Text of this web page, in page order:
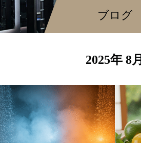
ブログ
2025年 8月